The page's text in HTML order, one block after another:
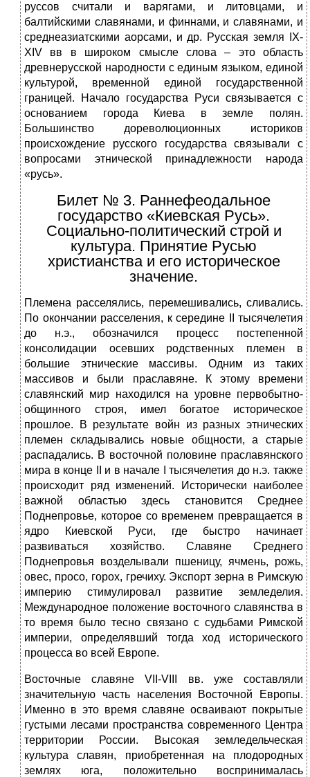
руссов считали и варягами, и литовцами, и
балтийскими славянами, и финнами, и славянами, и
среднеазиатскими аорсами, и др. Русская земля IX-
XIV вв в широком смысле слова – это область
древнерусской народности с единым языком, единой
культурой, временной единой государственной
границей. Начало государства Руси связывается с
основанием города Киева в земле полян.
Большинство дореволюционных историков
происхождение русского государства связывали с
вопросами этнической принадлежности народа
«русь».
Билет № 3. Раннефеодальное
государство «Киевская Русь».
Социально-политический строй и
культура. Принятие Русью
христианства и его историческое
значение.
Племена расселялись, перемешивались, сливались.
По окончании расселения, к середине II тысячелетия
до н.э., обозначился процесс постепенной
консолидации осевших родственных племен в
большие этнические массивы. Одним из таких
массивов и были праславяне. К этому времени
славянский мир находился на уровне первобытно-
общинного строя, имел богатое историческое
прошлое. В результате войн из разных этнических
племен складывались новые общности, а старые
распадались. В восточной половине праславянского
мира в конце II и в начале I тысячелетия до н.э. также
происходит ряд изменений. Исторически наиболее
важной областью здесь становится Среднее
Поднепровье, которое со временем превращается в
ядро Киевской Руси, где быстро начинает
развиваться хозяйство. Славяне Среднего
Поднепровья возделывали пшеницу, ячмень, рожь,
овес, просо, горох, гречиху. Экспорт зерна в Римскую
империю стимулировал развитие земледелия.
Международное положение восточного славянства в
то время было тесно связано с судьбами Римской
империи, определявший тогда ход исторического
процесса во всей Европе.
Восточные славяне VII-VIII вв. уже составляли
значительную часть населения Восточной Европы.
Именно в это время славяне осваивают покрытые
густыми лесами пространства современного Центра
территории России. Высокая земледельческая
культура славян, приобретенная на плодородных
землях юга, положительно воспринималась